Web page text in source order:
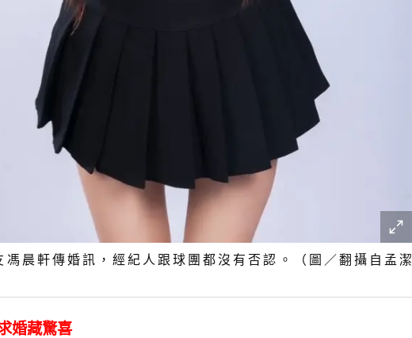
晨軒傳婚訊，經紀人跟球團都沒有否認。（圖／翻攝自孟潔
婚藏驚喜